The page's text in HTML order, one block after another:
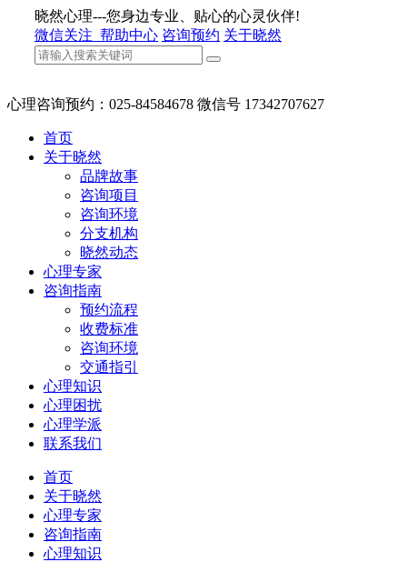
晓然心理---您身边专业、贴心的心灵伙伴!
微信关注 帮助中心 咨询预约 关于晓然
心理咨询预约：025-84584678 微信号 17342707627
首页
关于晓然
品牌故事
咨询项目
咨询环境
分支机构
晓然动态
心理专家
咨询指南
预约流程
收费标准
咨询环境
交通指引
心理知识
心理困扰
心理学派
联系我们
首页
关于晓然
心理专家
咨询指南
心理知识